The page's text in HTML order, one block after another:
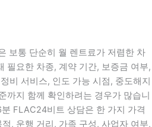
보통 단순히 월 렌트료가 저렴한 차
필요한 차종, 계약 기간, 보증금 여부,
비 서비스, 인도 가능 시점, 중도해지
까지 함께 확인하려는 경우가 많습니
FLAC24비트 상담은 한 가지 가격
, 운행 거리, 가족 구성, 사업자 여부,